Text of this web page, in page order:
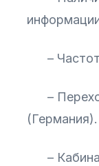
–
–
(Германия).
– Кабина